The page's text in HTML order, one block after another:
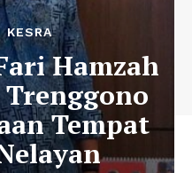
KESRA
Hamzah
Tempat